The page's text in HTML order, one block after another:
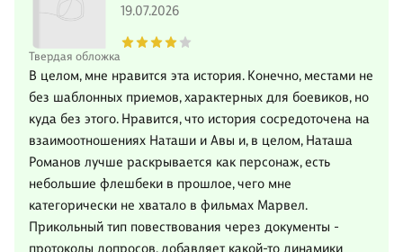
Твердая обложка
19.07.2026
В целом, мне нравится эта история. Конечно, местами не
без шаблонных приемов, характерных для боевиков, но
куда без этого. Нравится, что история сосредоточена на
взаимоотношениях Наташи и Авы и, в целом, Наташа
Романов лучше раскрывается как персонаж, есть
небольшие флешбеки в прошлое, чего мне
категорически не хватало в фильмах Марвел.
Прикольный тип повествования через документы -
протоколы допросов, добавляет какой-то динамики